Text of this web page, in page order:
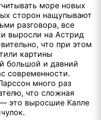
море новых
сторон нащупывают
разговора, все
выросли на Астрид
что при этом
картины
большой и давний
современности.
много раз
что сложная
— это выросшие Калле